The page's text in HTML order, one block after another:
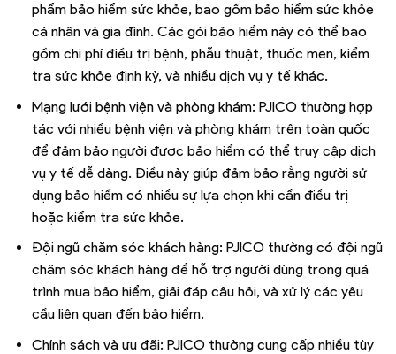
phẩm bảo hiểm sức khỏe, bao gồm bảo hiểm sức khỏe
cá nhân và gia đình. Các gói bảo hiểm này có thể bao
gồm chi phí điều trị bệnh, phẫu thuật, thuốc men, kiểm
tra sức khỏe định kỳ, và nhiều dịch vụ y tế khác.
Mạng lưới bệnh viện và phòng khám: PJICO thường hợp
tác với nhiều bệnh viện và phòng khám trên toàn quốc
để đảm bảo người được bảo hiểm có thể truy cập dịch
vụ y tế dễ dàng. Điều này giúp đảm bảo rằng người sử
dụng bảo hiểm có nhiều sự lựa chọn khi cần điều trị
hoặc kiểm tra sức khỏe.
Đội ngũ chăm sóc khách hàng: PJICO thường có đội ngũ
chăm sóc khách hàng để hỗ trợ người dùng trong quá
trình mua bảo hiểm, giải đáp câu hỏi, và xử lý các yêu
cầu liên quan đến bảo hiểm.
Chính sách và ưu đãi: PJICO thường cung cấp nhiều tùy